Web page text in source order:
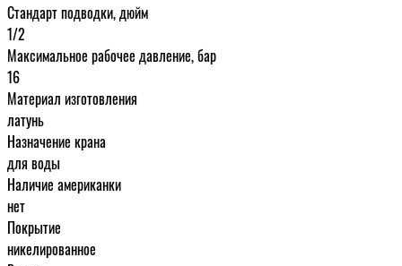
Стандарт подводки, дюйм
1/2
Максимальное рабочее давление, бар
16
Материал изготовления
латунь
Назначение крана
для воды
Наличие американки
нет
Покрытие
никелированное